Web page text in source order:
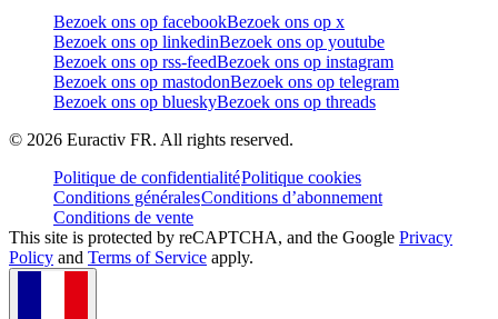
Bezoek ons op facebookBezoek ons op x
Bezoek ons op linkedinBezoek ons op youtube
Bezoek ons op rss-feedBezoek ons op instagram
Bezoek ons op mastodonBezoek ons op telegram
Bezoek ons op blueskyBezoek ons op threads
© 2026 Euractiv FR. All rights reserved.
Politique de confidentialitéPolitique cookies
Conditions généralesConditions d’abonnement
Conditions de vente
This site is protected by reCAPTCHA, and the Google Privacy
Policy and Terms of Service apply.